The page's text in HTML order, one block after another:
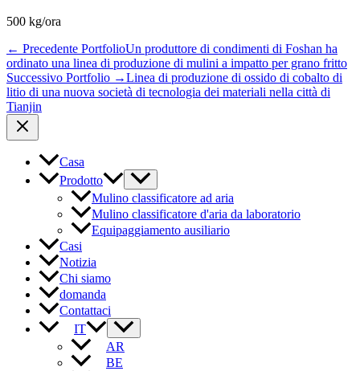
500 kg/ora
← Precedente PortfolioUn produttore di condimenti di Foshan ha
ordinato una linea di produzione di mulini a impatto per grano fritto
Successivo Portfolio →Linea di produzione di ossido di cobalto di
litio di una nuova società di tecnologia dei materiali nella città di
Tianjin
Casa
Prodotto
Mulino classificatore ad aria
Mulino classificatore d'aria da laboratorio
Equipaggiamento ausiliario
Casi
Notizia
Chi siamo
domanda
Contattaci
IT
AR
BE